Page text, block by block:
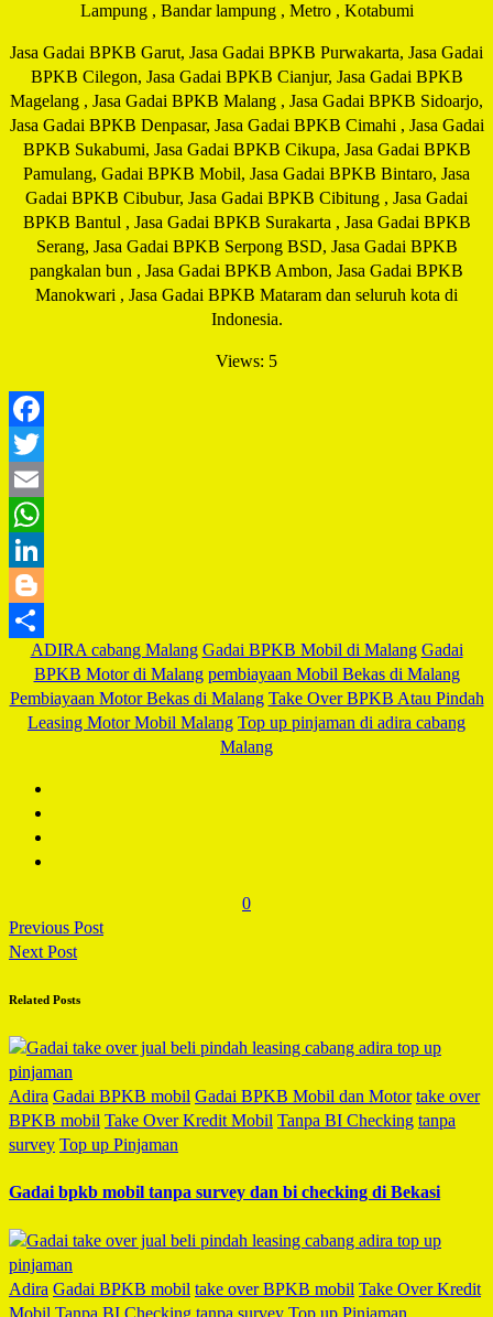
Lampung , Bandar lampung , Metro , Kotabumi
Jasa Gadai BPKB Garut, Jasa Gadai BPKB Purwakarta, Jasa Gadai
BPKB Cilegon, Jasa Gadai BPKB Cianjur, Jasa Gadai BPKB
Magelang , Jasa Gadai BPKB Malang , Jasa Gadai BPKB Sidoarjo,
Jasa Gadai BPKB Denpasar, Jasa Gadai BPKB Cimahi , Jasa Gadai
BPKB Sukabumi, Jasa Gadai BPKB Cikupa, Jasa Gadai BPKB
Pamulang, Gadai BPKB Mobil, Jasa Gadai BPKB Bintaro, Jasa
Gadai BPKB Cibubur, Jasa Gadai BPKB Cibitung , Jasa Gadai
BPKB Bantul , Jasa Gadai BPKB Surakarta , Jasa Gadai BPKB
Serang, Jasa Gadai BPKB Serpong BSD, Jasa Gadai BPKB
pangkalan bun , Jasa Gadai BPKB Ambon, Jasa Gadai BPKB
Manokwari , Jasa Gadai BPKB Mataram dan seluruh kota di
Indonesia.
Views: 5
Share
ADIRA cabang Malang Gadai BPKB Mobil di Malang Gadai
BPKB Motor di Malang pembiayaan Mobil Bekas di Malang
Pembiayaan Motor Bekas di Malang Take Over BPKB Atau Pindah
Leasing Motor Mobil Malang Top up pinjaman di adira cabang
Malang
0
Previous Post
Next Post
Related Posts
Adira Gadai BPKB mobil Gadai BPKB Mobil dan Motor take over
BPKB mobil Take Over Kredit Mobil Tanpa BI Checking tanpa
survey Top up Pinjaman
Gadai bpkb mobil tanpa survey dan bi checking di Bekasi
Adira Gadai BPKB mobil take over BPKB mobil Take Over Kredit
Mobil Tanpa BI Checking tanpa survey Top up Pinjaman